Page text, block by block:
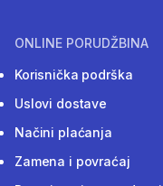
ONLINE PORUDŽBINA
Korisnička podrška
Uslovi dostave
Načini plaćanja
Zamena i povraćaj